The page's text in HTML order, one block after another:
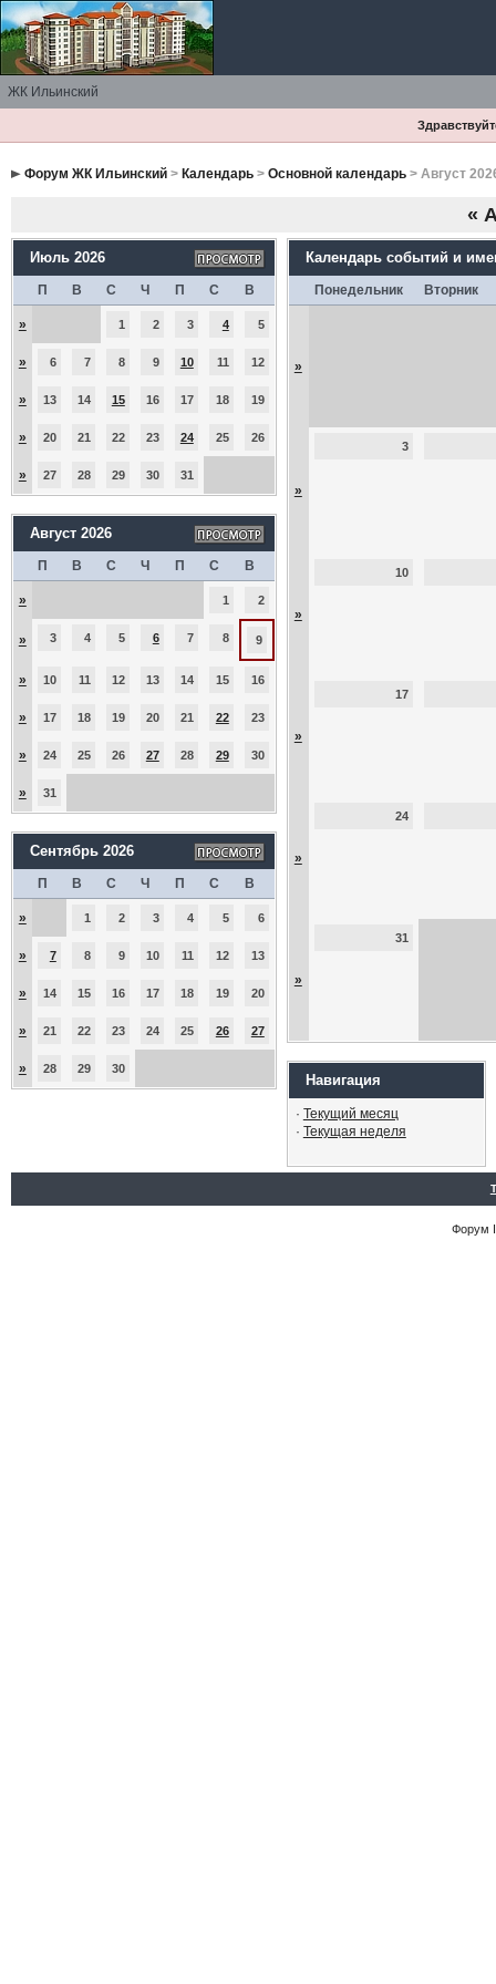
ЖК Ильинский
Форум ЖК Ильинский> Календарь> Основной календарь> Август
«
Июль 2026
П В С Ч П С В
» 1 2 3 4 5
» 6 7 8 9 10 11 12
» 13 14 15 16 17 18 19
» 20 21 22 23 24 25 26
» 27 28 29 30 31
Август 2026
П В С Ч П С В
» 1 2
» 3 4 5 6 7 8 9
» 10 11 12 13 14 15 16
» 17 18 19 20 21 22 23
» 24 25 26 27 28 29 30
» 31
Сентябрь 2026
П В С Ч П С В
» 1 2 3 4 5 6
» 7 8 9 10 11 12 13
» 14 15 16 17 18 19 20
» 21 22 23 24 25 26 27
» 28 29 30
Календарь событий и
Понедельник Вторник
»
»
3
»
10
»
17
»
24
»
31
Навигация
· Текущий месяц
· Текущая неделя
Форум